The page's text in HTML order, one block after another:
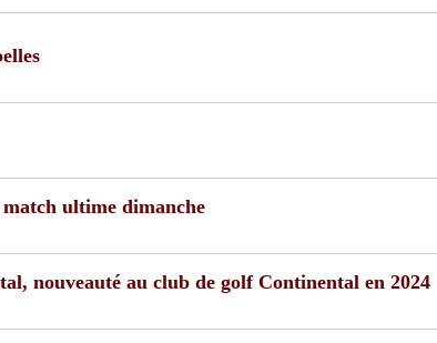
ultime dimanche
nouveauté au club de golf Continental en 2024